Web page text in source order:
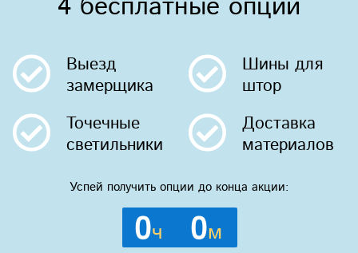
Выезд
замерщика
Шины для
штор
Точечные
светильники
Доставка
материалов
Успей получить опции до конца акции:
0ч 0м